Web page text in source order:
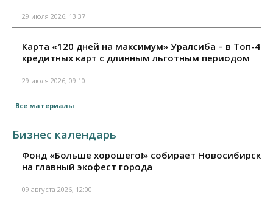
29 июля 2026, 13:37
Карта «120 дней на максимум» Уралсиба – в Топ-4
кредитных карт с длинным льготным периодом
29 июля 2026, 09:10
Все материалы
Бизнес календарь
Фонд «Больше хорошего!» собирает Новосибирск
на главный экофест города
09 августа 2026, 12:00